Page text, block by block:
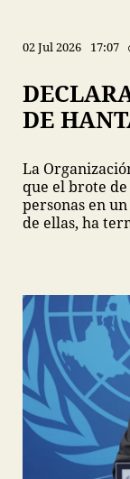
02 Jul 2026 17:07
DE
La
que el brote
personas en
de ellas, ha